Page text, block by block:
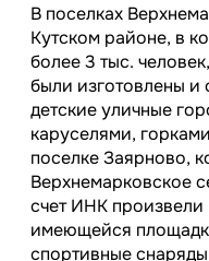
В поселках
Кутском районе, в
более 3 тыс.
были изготовлены
детские уличные
каруселями,
поселке Заярново,
Верхнемарковское
счет ИНК
имеющейся
спортивные